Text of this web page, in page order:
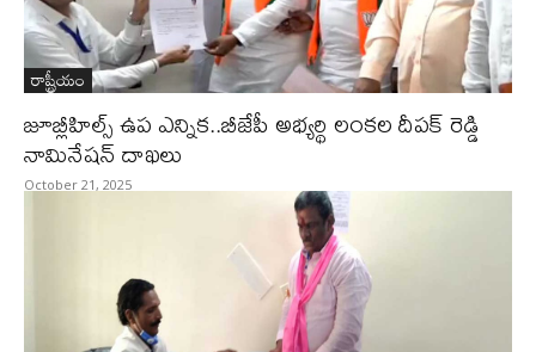
రాష్ట్రీయం
జూబ్లీహిల్స్‌ ఉప ఎన్నిక..బీజేపీ అభ్యర్థి లంకల దీపక్ రెడ్డి
నామినేషన్ దాఖలు
October 21, 2025